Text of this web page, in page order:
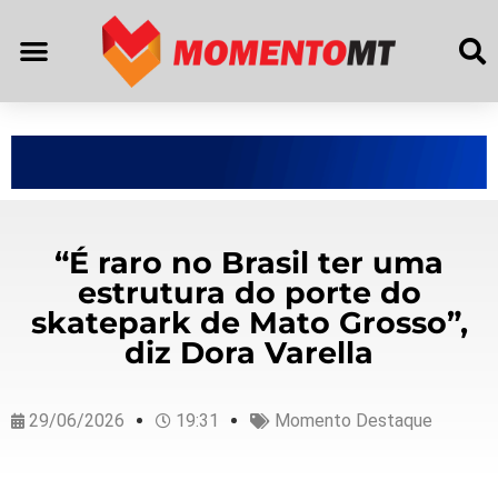
“É raro no Brasil ter uma
estrutura do porte do
skatepark de Mato Grosso”,
diz Dora Varella
29/06/2026 19:31 Momento Destaque